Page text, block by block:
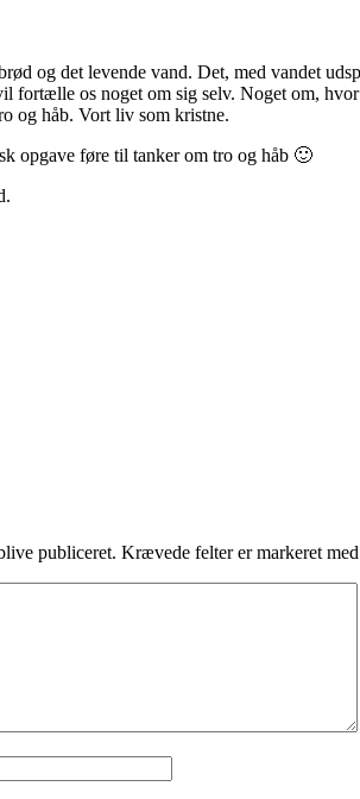
og det levende vand. Det, med vandet
fortælle os noget om sig selv. Noget om,
og håb. Vort liv som kristne.
opgave føre til tanker om tro og håb 🙂
publiceret. Krævede felter er markeret med